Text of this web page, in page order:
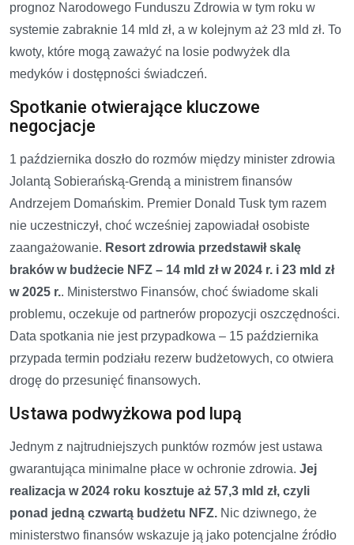
prognoz Narodowego Funduszu Zdrowia w tym roku w
systemie zabraknie 14 mld zł, a w kolejnym aż 23 mld zł. To
kwoty, które mogą zaważyć na losie podwyżek dla
medyków i dostępności świadczeń.
Spotkanie otwierające kluczowe
negocjacje
1 października doszło do rozmów między minister zdrowia
Jolantą Sobierańską-Grendą a ministrem finansów
Andrzejem Domańskim. Premier Donald Tusk tym razem
nie uczestniczył, choć wcześniej zapowiadał osobiste
zaangażowanie. Resort zdrowia przedstawił skalę
braków w budżecie NFZ – 14 mld zł w 2024 r. i 23 mld zł
w 2025 r.. Ministerstwo Finansów, choć świadome skali
problemu, oczekuje od partnerów propozycji oszczędności.
Data spotkania nie jest przypadkowa – 15 października
przypada termin podziału rezerw budżetowych, co otwiera
drogę do przesunięć finansowych.
Ustawa podwyżkowa pod lupą
Jednym z najtrudniejszych punktów rozmów jest ustawa
gwarantująca minimalne płace w ochronie zdrowia. Jej
realizacja w 2024 roku kosztuje aż 57,3 mld zł, czyli
ponad jedną czwartą budżetu NFZ. Nic dziwnego, że
ministerstwo finansów wskazuje ją jako potencjalne źródło